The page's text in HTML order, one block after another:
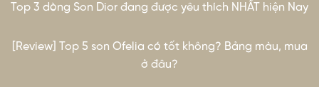
Top 3 dòng Son Dior đang được yêu thích NHẤT hiện Nay
[Review] Top 5 son Ofelia có tốt không? Bảng màu, mua
ở đâu?